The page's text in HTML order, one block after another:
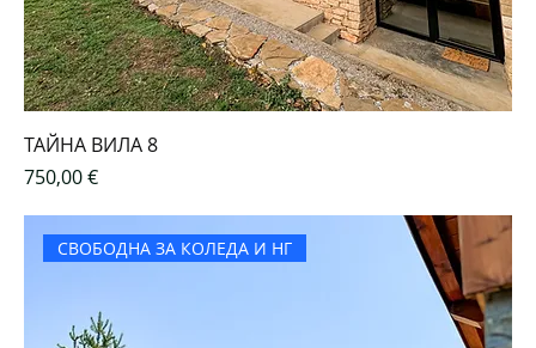
ТАЙНА ВИЛА 8
Цена
750,00 €
СВОБОДНА ЗА КОЛЕДА И НГ